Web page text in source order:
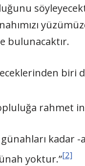
bulunacaktır.
biri
rahmet
kadar
yoktur.”[2]